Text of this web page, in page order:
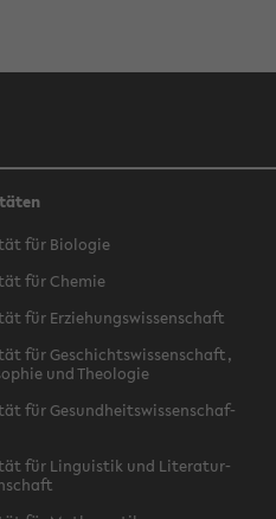
für Bio­lo­gie
für Che­mie
für Er­zie­hungs­wis­sen­schaft
für Ge­schichts­wis­sen­schaft,
und Theo­lo­gie
für Ge­sund­heits­wis­sen­schaf­
für Lin­gu­is­tik und Li­te­ra­tur­